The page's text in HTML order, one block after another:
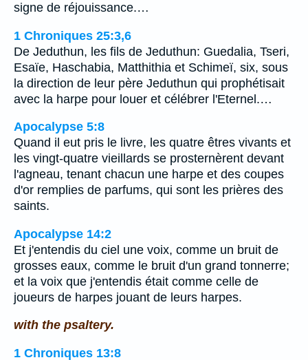
signe de réjouissance.…
1 Chroniques 25:3,6
De Jeduthun, les fils de Jeduthun: Guedalia, Tseri,
Esaïe, Haschabia, Matthithia et Schimeï, six, sous
la direction de leur père Jeduthun qui prophétisait
avec la harpe pour louer et célébrer l'Eternel.…
Apocalypse 5:8
Quand il eut pris le livre, les quatre êtres vivants et
les vingt-quatre vieillards se prosternèrent devant
l'agneau, tenant chacun une harpe et des coupes
d'or remplies de parfums, qui sont les prières des
saints.
Apocalypse 14:2
Et j'entendis du ciel une voix, comme un bruit de
grosses eaux, comme le bruit d'un grand tonnerre;
et la voix que j'entendis était comme celle de
joueurs de harpes jouant de leurs harpes.
with the psaltery.
1 Chroniques 13:8